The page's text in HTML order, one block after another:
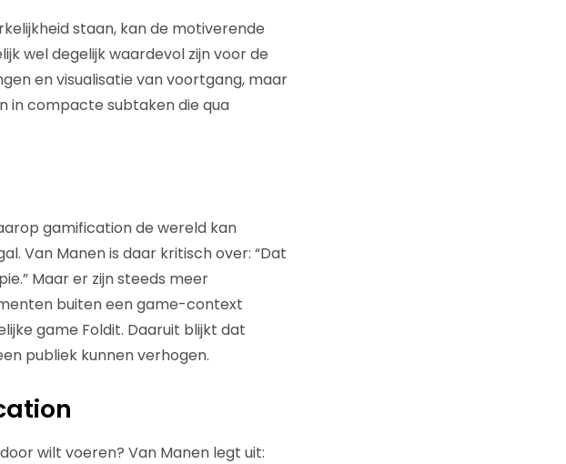
staan, kan de motiverende
wel degelijk waardevol zijn voor de
en visualisatie van voortgang, maar
in compacte subtaken die qua
gamification de wereld kan
Van Manen is daar kritisch over: “Dat
Maar er zijn steeds meer
buiten een game-context
game Foldit. Daaruit blijkt dat
publiek kunnen verhogen.
wilt voeren? Van Manen legt uit: